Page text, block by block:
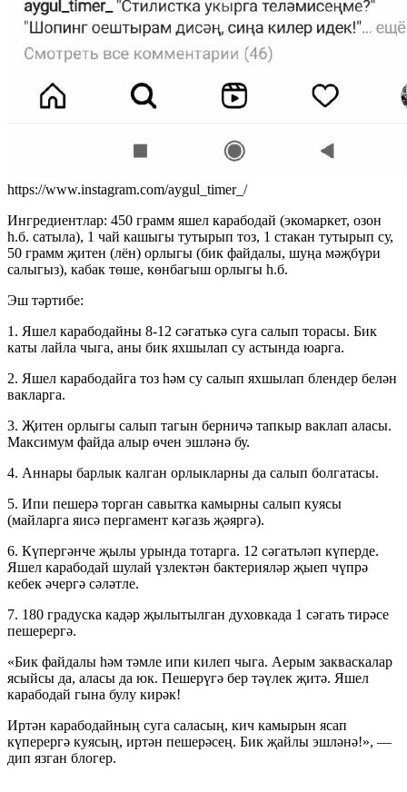
https://www.instagram.com/aygul_timer_/
Ингредиентлар: 450 грамм яшел карабодай (экомаркет, озон
һ.б. сатыла), 1 чай кашыгы тутырып тоз, 1 стакан тутырып су,
50 грамм җитен (лён) орлыгы (бик файдалы, шуңа мәҗбүри
салыгыз), кабак төше, көнбагыш орлыгы һ.б.
Эш тәртибе:
1. Яшел карабодайны 8-12 сәгатькә суга салып торасы. Бик
каты лайла чыга, аны бик яхшылап су астында юарга.
2. Яшел карабодайга тоз һәм су салып яхшылап блендер белән
вакларга.
3. Җитен орлыгы салып тагын берничә тапкыр ваклап аласы.
Максимум файда алыр өчен эшләнә бу.
4. Аннары барлык калган орлыкларны да салып болгатасы.
5. Ипи пешерә торган савытка камырны салып куясы
(майларга яисә пергамент кәгазь җәяргә).
6. Күпергәнче җылы урында тотарга. 12 сәгатьләп күперде.
Яшел карабодай шулай үзлектән бактерияләр җыеп чүпрә
кебек әчергә сәләтле.
7. 180 градуска кадәр җылытылган духовкада 1 сәгать тирәсе
пешерергә.
«Бик файдалы һәм тәмле ипи килеп чыга. Аерым закваскалар
ясыйсы да, аласы да юк. Пешерүгә бер тәүлек җитә. Яшел
карабодай гына булу кирәк!
Иртән карабодайның суга саласың, кич камырын ясап
күперергә куясың, иртән пешерәсең. Бик җайлы эшләнә!», —
дип язган блогер.